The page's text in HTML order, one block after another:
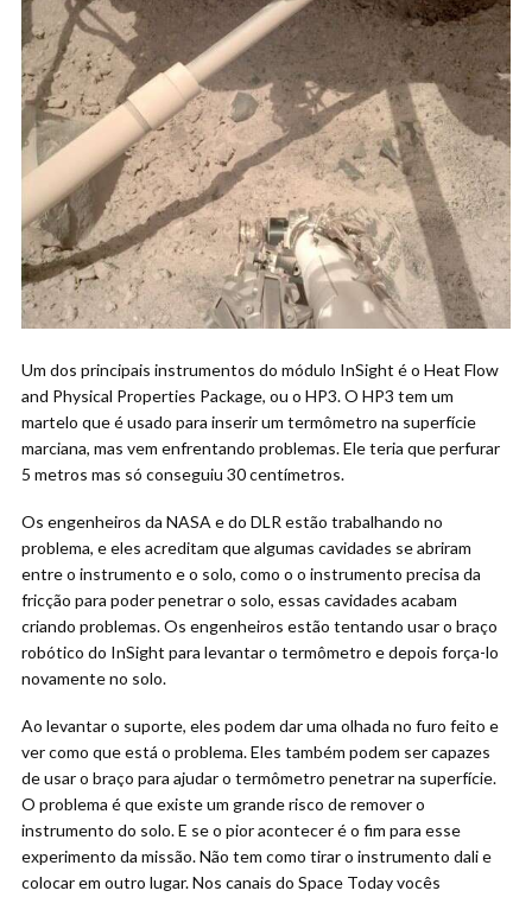
Um dos principais instrumentos do módulo InSight é o Heat Flow
and Physical Properties Package, ou o HP3. O HP3 tem um
martelo que é usado para inserir um termômetro na superfície
marciana, mas vem enfrentando problemas. Ele teria que perfurar
5 metros mas só conseguiu 30 centímetros.
Os engenheiros da NASA e do DLR estão trabalhando no
problema, e eles acreditam que algumas cavidades se abriram
entre o instrumento e o solo, como o o instrumento precisa da
fricção para poder penetrar o solo, essas cavidades acabam
criando problemas. Os engenheiros estão tentando usar o braço
robótico do InSight para levantar o termômetro e depois força-lo
novamente no solo.
Ao levantar o suporte, eles podem dar uma olhada no furo feito e
ver como que está o problema. Eles também podem ser capazes
de usar o braço para ajudar o termômetro penetrar na superfície.
O problema é que existe um grande risco de remover o
instrumento do solo. E se o pior acontecer é o fim para esse
experimento da missão. Não tem como tirar o instrumento dali e
colocar em outro lugar. Nos canais do Space Today vocês